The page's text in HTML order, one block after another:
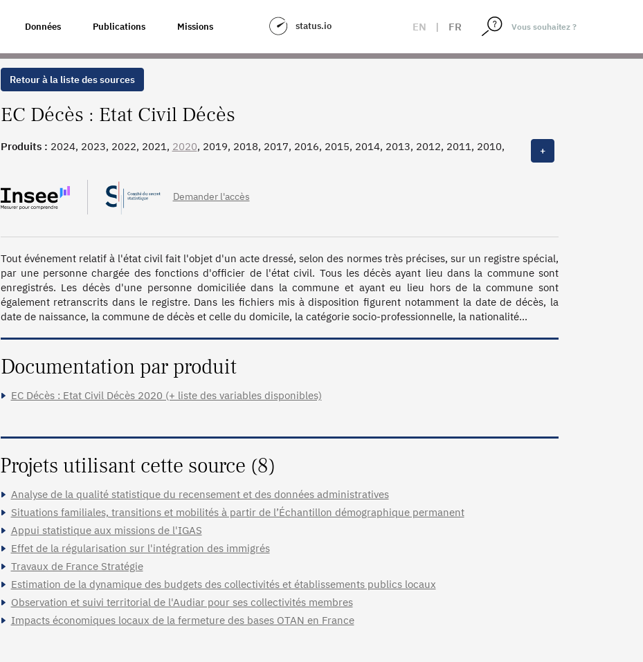
Données Publications Missions status.io EN | FR
Retour à la liste des sources
EC Décès : Etat Civil Décès
Produits : 2024, 2023, 2022, 2021, 2020, 2019, 2018, 2017, 2016, 2015, 2014, 2013, 2012, 2011, 2010,
1977, 1976, 1975, 1974, 1973, 1972, 1971, 1970, 1969, 1968, 1967, 1966, 1965, 1964, 1963
+
Demander l'accès
Tout événement relatif à l'état civil fait l'objet d'un acte dressé, selon des normes très précises, sur un registre spécial,
par une personne chargée des fonctions d'officier de l'état civil. Tous les décès ayant lieu dans la commune sont
enregistrés. Les décès d'une personne domiciliée dans la commune et ayant eu lieu hors de la commune sont
également retranscrits dans le registre. Dans les fichiers mis à disposition figurent notamment la date de décès, la
date de naissance, la commune de décès et celle du domicile, la catégorie socio-professionnelle, la nationalité...
Documentation par produit
EC Décès : Etat Civil Décès 2020 (+ liste des variables disponibles)
Projets utilisant cette source (8)
Analyse de la qualité statistique du recensement et des données administratives
Situations familiales, transitions et mobilités à partir de l’Échantillon démographique permanent
Appui statistique aux missions de l'IGAS
Effet de la régularisation sur l'intégration des immigrés
Travaux de France Stratégie
Estimation de la dynamique des budgets des collectivités et établissements publics locaux
Observation et suivi territorial de l'Audiar pour ses collectivités membres
Impacts économiques locaux de la fermeture des bases OTAN en France